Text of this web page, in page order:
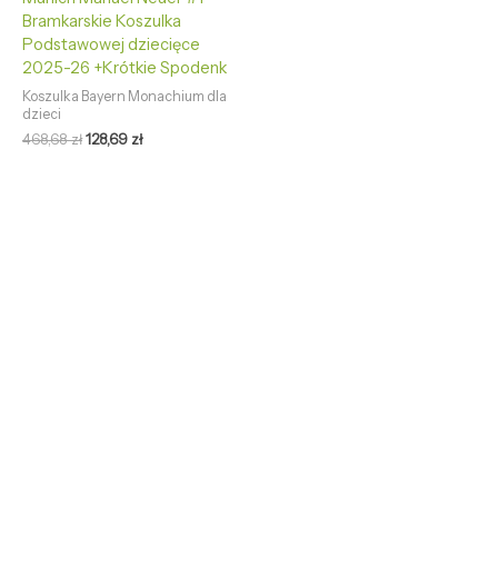
Bramkarskie Koszulka
Podstawowej dziecięce
2025-26 +Krótkie Spodenk
Koszulka Bayern Monachium dla
dzieci
468,68zł128,69 zł